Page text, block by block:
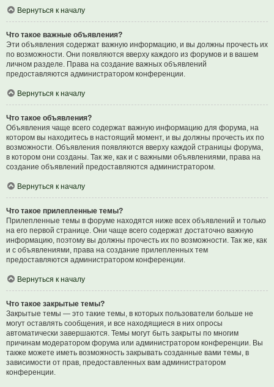
Вернуться к началу
Что такое важные объявления?
Эти объявления содержат важную информацию, и вы должны прочесть их
по возможности. Они появляются вверху каждого из форумов и в вашем
личном разделе. Права на создание важных объявлений
предоставляются администратором конференции.
Вернуться к началу
Что такое объявления?
Объявления чаще всего содержат важную информацию для форума, на
котором вы находитесь в настоящий момент, и вы должны прочесть их по
возможности. Объявления появляются вверху каждой страницы форума,
в котором они созданы. Так же, как и с важными объявлениями, права на
создание объявлений предоставляются администратором.
Вернуться к началу
Что такое прилепленные темы?
Прилепленные темы в форуме находятся ниже всех объявлений и только
на его первой странице. Они чаще всего содержат достаточно важную
информацию, поэтому вы должны прочесть их по возможности. Так же, как
и с объявлениями, права на создание прилепленных тем
предоставляются администратором конференции.
Вернуться к началу
Что такое закрытые темы?
Закрытые темы — это такие темы, в которых пользователи больше не
могут оставлять сообщения, и все находящиеся в них опросы
автоматически завершаются. Темы могут быть закрыты по многим
причинам модератором форума или администратором конференции. Вы
также можете иметь возможность закрывать созданные вами темы, в
зависимости от прав, предоставленных вам администратором
конференции.